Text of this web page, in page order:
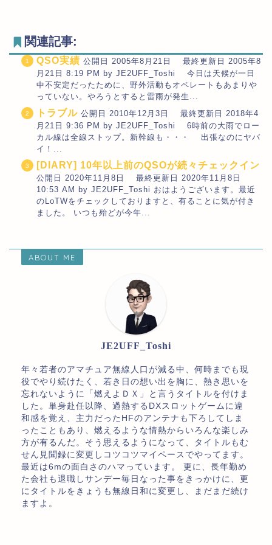
関連記事:
QSO実績 公開日 2005年8月21日 最終更新日 2005年8
月21日 8:19 PM by JE2UFF_Toshi 今日は天候が一日
中不安定だったために、野外活動もオペレートもあまりや
っていない。やろうとすると雷雨が発生...
トラブル 公開日 2010年12月3日 最終更新日 2018年4
月21日 9:36 PM by JE2UFF_Toshi 6時前の大雨でロー
カル線は全線ストップ。新幹線も・・・ 出張なのにヤバ
イ！...
[DIARY] 10年以上前のQSOが続々チェックイン
公開日 2020年11月8日 最終更新日 2020年11月8日
10:53 AM by JE2UFF_Toshi おはようございます。最近
のLoTWをチェックしておりますと、有ることに気が付き
ました。 いつも殆どが今年...
ABOUT ME
JE2UFF_Toshi
年々若者のアマチュア無線人口が減る中、何時までも現
役でやり続けたく、若き日の想い出を胸に、熱き思いを
忘れないように「燃えよＤＸ」と言うタイトルを付けま
した。単身赴任以降、過熱するDXスロットゲームに違
和感を覚え、主力だったHFのアンテナも下ろしてしま
ったこともあり、燃えるような情熱からいろんな楽しみ
方が有るんだ。そう思えるようになって、タイトルもむ
せん見聞録に変更しコツコツマイペースでやってます。
最近は6mの面白さのハマっています。 更に、長年勤め
た会社も退職しサンデー毎日なった事をきっかけに、更
にタイトルをきょうも無線日和に変更し、まだまだ続け
ますよ。